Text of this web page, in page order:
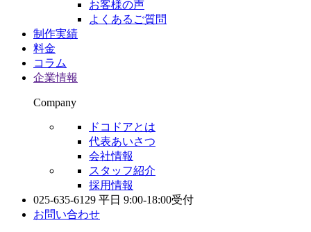
お客様の声
よくあるご質問
制作実績
料金
コラム
企業情報
Company
ドコドアとは
代表あいさつ
会社情報
スタッフ紹介
採用情報
025-635-6129 平日 9:00-18:00受付
お問い合わせ